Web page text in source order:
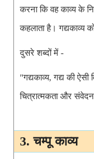
करना कि वह काव्य के
कहलाता है। गद्यकाव्य
दुसरे शब्दों में -
"गद्यकाव्य, गद्य की
चित्रात्मकता और
3. चम्पू काव्य